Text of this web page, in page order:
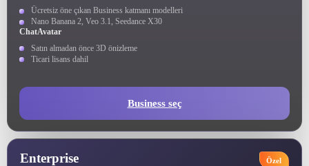
Ücretsiz öne çıkan Business katmanı modelleri
Nano Banana 2, Veo 3.1, Seedance X30
ChatAvatar
Satın almadan önce 3D önizleme
Ticari lisans dahil
Business seç
Enterprise Özel